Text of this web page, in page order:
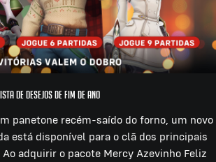
de Desejos de Fim de Ano
panetone recém-saído do forno, um novo
está disponível para o clã dos principais
adquirir o pacote Mercy Azevinho Feliz